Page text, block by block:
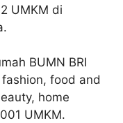
UMKM di
BUMN BRI
food and
home
UMKM.